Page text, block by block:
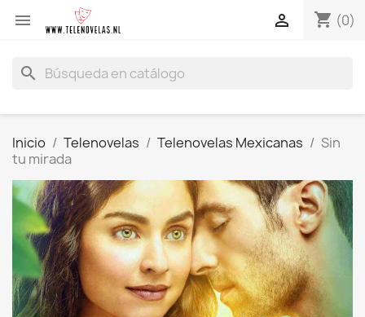
 shopping_cart (0)

search
Inicio Telenovelas Telenovelas Mexicanas
Sin
tu mirada